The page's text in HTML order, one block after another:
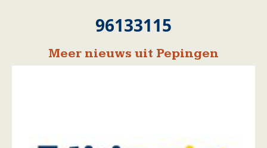
96133115
Meer nieuws uit Pepingen